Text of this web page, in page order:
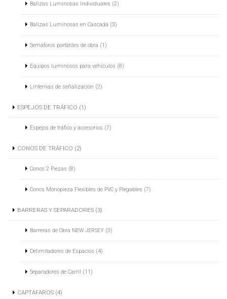
Balizas Luminosas Individuales (2)
Balizas Luminosas en Cascada (3)
Semáforos portátiles de obra (1)
Equipos luminosos para vehículos (8)
Linternas de señalización (2)
ESPEJOS DE TRÁFICO (1)
Espejos de tráfico y accesorios (7)
CONOS DE TRÁFICO (2)
Conos 2 Piezas (8)
Conos Monopieza Flexibles de PVC y Plegables (7)
BARRERAS Y SEPARADORES (3)
Barreras de Obra NEW JERSEY (3)
Delimitadores de Espacios (4)
Separadores de Carril (11)
CAPTAFAROS (4)